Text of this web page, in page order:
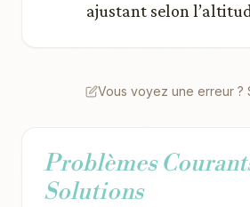
ajustant selon
Vous voyez une erreur ?
Problèmes
Solutions